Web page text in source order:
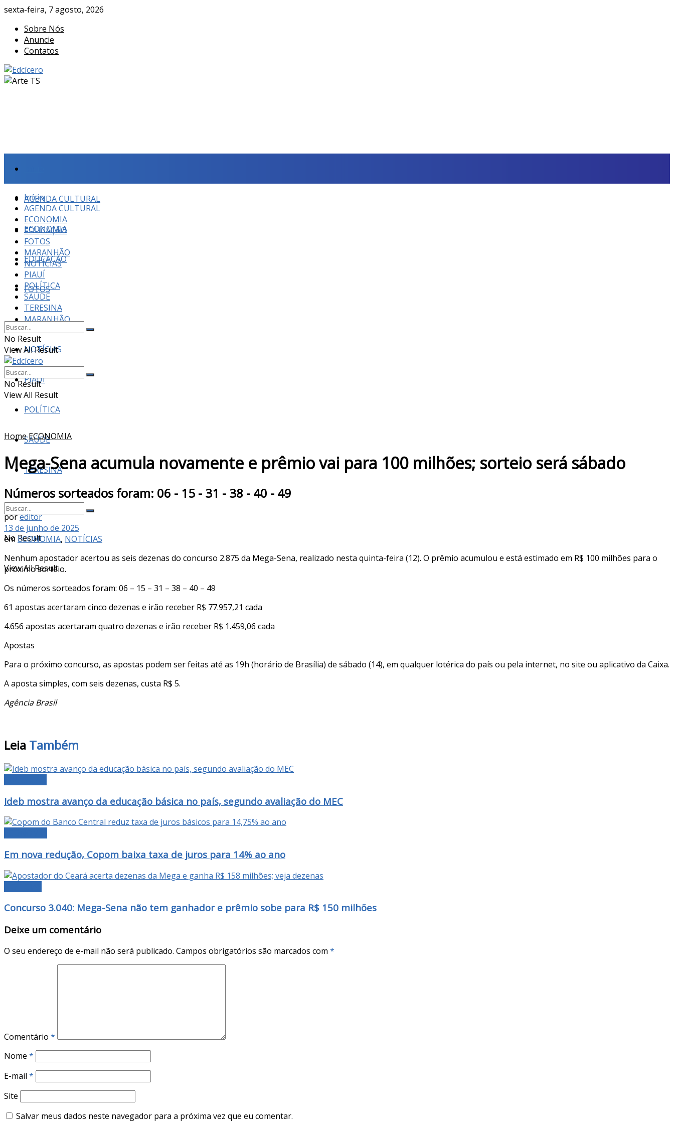
sexta-feira, 7 agosto, 2026
Sobre Nós
Anuncie
Contatos
AGENDA CULTURAL
ECONOMIA
EDUCAÇÃO
FOTOS
MARANHÃO
NOTÍCIAS
PIAUÍ
POLÍTICA
SAÚDE
TERESINA
No Result
View All Result
Início
AGENDA CULTURAL
ECONOMIA
EDUCAÇÃO
FOTOS
MARANHÃO
NOTÍCIAS
PIAUÍ
POLÍTICA
SAÚDE
TERESINA
No Result
View All Result
No Result
View All Result
Home ECONOMIA
Mega-Sena acumula novamente e prêmio vai para 100 milhões; sorteio será sábado
Números sorteados foram: 06 - 15 - 31 - 38 - 40 - 49
poreditor
13 de junho de 2025
em ECONOMIA, NOTÍCIAS
Nenhum apostador acertou as seis dezenas do concurso 2.875 da Mega-Sena, realizado nesta quinta-feira (12). O prêmio acumulou e está estimado em R$ 100 milhões para o
próximo sorteio.
Os números sorteados foram: 06 – 15 – 31 – 38 – 40 – 49
61 apostas acertaram cinco dezenas e irão receber R$ 77.957,21 cada
4.656 apostas acertaram quatro dezenas e irão receber R$ 1.459,06 cada
Apostas
Para o próximo concurso, as apostas podem ser feitas até as 19h (horário de Brasília) de sábado (14), em qualquer lotérica do país ou pela internet, no site ou aplicativo da Caixa.
A aposta simples, com seis dezenas, custa R$ 5.
Agência Brasil
Leia Também
Ideb mostra avanço da educação básica no país, segundo avaliação do MEC
Em nova redução, Copom baixa taxa de juros para 14% ao ano
Concurso 3.040: Mega-Sena não tem ganhador e prêmio sobe para R$ 150 milhões
Deixe um comentário
O seu endereço de e-mail não será publicado. Campos obrigatórios são marcados com *
Comentário *
Nome *
E-mail *
Site
Salvar meus dados neste navegador para a próxima vez que eu comentar.